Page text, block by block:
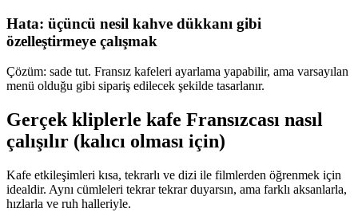
Hata: üçüncü nesil kahve dükkanı gibi
özelleştirmeye çalışmak
Çözüm: sade tut. Fransız kafeleri ayarlama yapabilir, ama varsayılan
menü olduğu gibi sipariş edilecek şekilde tasarlanır.
Gerçek kliplerle kafe Fransızcası nasıl
çalışılır (kalıcı olması için)
Kafe etkileşimleri kısa, tekrarlı ve dizi ile filmlerden öğrenmek için
idealdir. Aynı cümleleri tekrar tekrar duyarsın, ama farklı aksanlarla,
hızlarla ve ruh halleriyle.